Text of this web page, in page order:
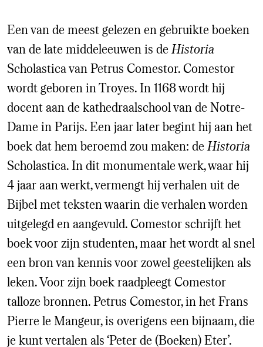
Een van de meest gelezen en gebruikte boeken
van de late middeleeuwen is de Historia
Scholastica van Petrus Comestor. Comestor
wordt geboren in Troyes. In 1168 wordt hij
docent aan de kathedraalschool van de Notre-
Dame in Parijs. Een jaar later begint hij aan het
boek dat hem beroemd zou maken: de Historia
Scholastica. In dit monumentale werk, waar hij
4 jaar aan werkt, vermengt hij verhalen uit de
Bijbel met teksten waarin die verhalen worden
uitgelegd en aangevuld. Comestor schrijft het
boek voor zijn studenten, maar het wordt al snel
een bron van kennis voor zowel geestelijken als
leken. Voor zijn boek raadpleegt Comestor
talloze bronnen. Petrus Comestor, in het Frans
Pierre le Mangeur, is overigens een bijnaam, die
je kunt vertalen als ‘Peter de (Boeken) Eter’.